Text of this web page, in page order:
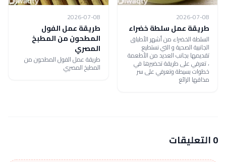
2026-07-08
طريقة عمل سلطة خضراء
السلطة الخضراء من أشهر الأطباق
الجانبية الصحية و التي نستطيع
تقديمها بجانب العديد من الأطعمة
، تعرفي على طريقة تحضيرها في
خطوات بسيطة وتعرفي على سر
مذاقها الرائع
2026-07-08
طريقة عمل الفول
المطحون من المطبخ
المصري
طريقة عمل الفول المطحون من
المطبخ المصري
0 التعليقات